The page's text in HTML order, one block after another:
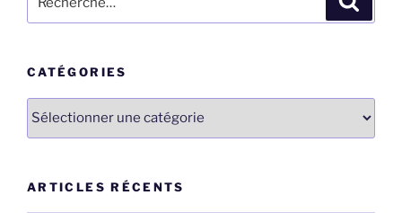
pour
CATÉGORIES
Catégories
ARTICLES RÉCENTS